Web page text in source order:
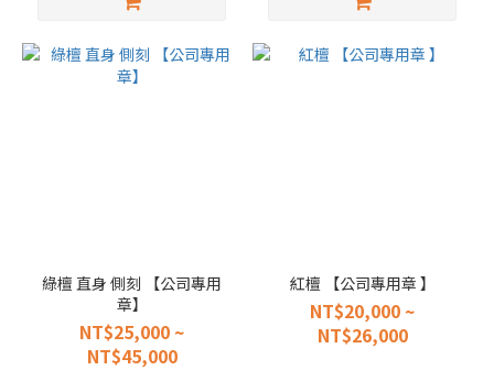
綠檀 直身 側刻 【公司專用
章】
NT$25,000 ~
NT$45,000
紅檀 【公司專用章 】
NT$20,000 ~
NT$26,000